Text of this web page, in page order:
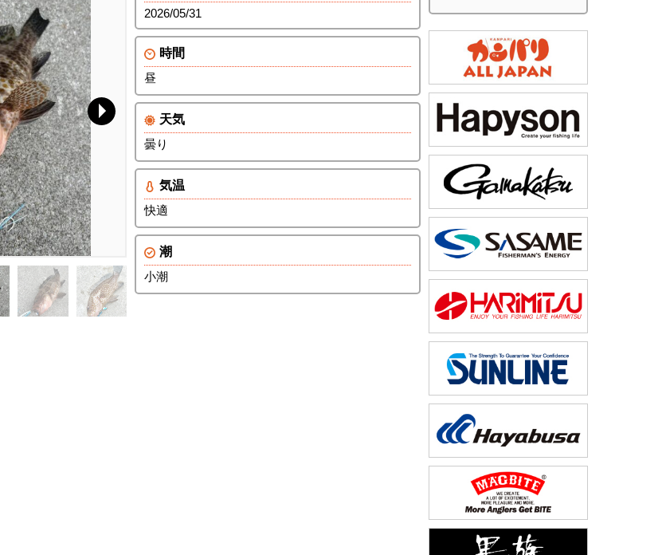
2026/05/31
時間
昼
天気
曇り
気温
快適
潮
小潮